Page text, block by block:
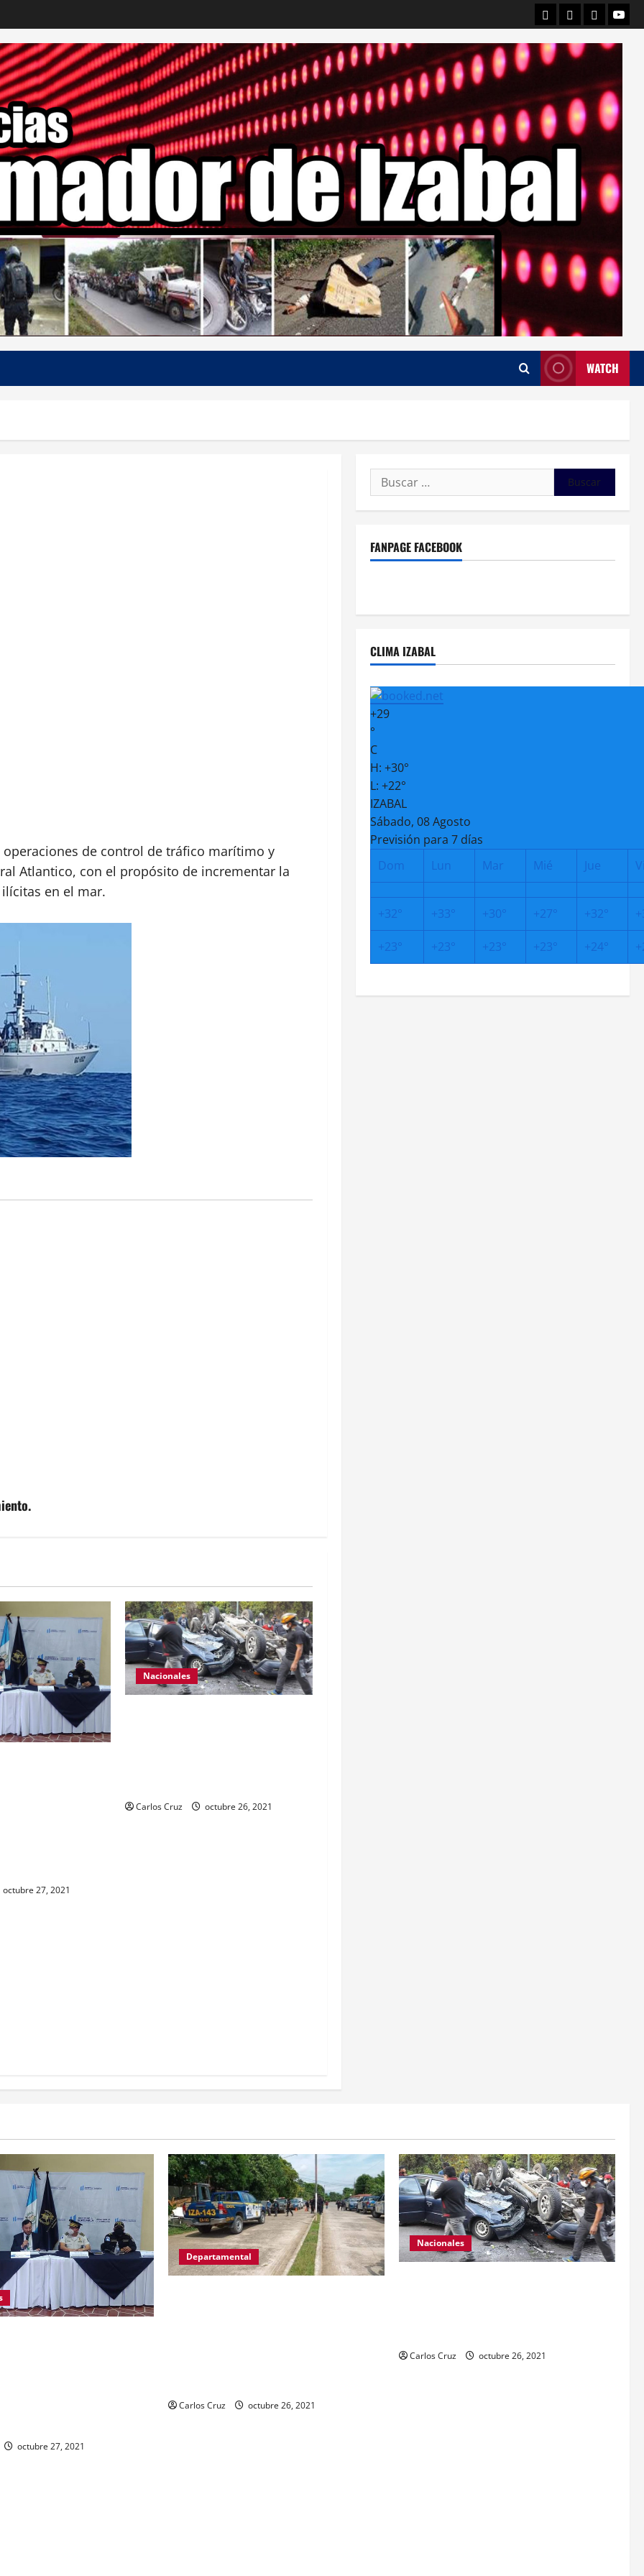
Departamental
NacionalesCanal
WATCH
de control de tráfico marítimo y
Atlantico, con el propósito de incrementar la
en el mar.
octubre 27, 2021
Nacionales
Carlos Cruz octubre 26, 2021
Buscar:
FANPAGE FACEBOOK
CLIMA IZABAL
+29
°
C
H: +30°
L: +22°
IZABAL
Sábado, 08 Agosto
Previsión para 7 días
Dom
Lun Mar Mié Jue
+32° +33° +30° +27° +32° +
+23° +23° +23° +23° +24° +
octubre 27, 2021
Departamental
Carlos Cruz octubre 26, 2021
Nacionales
Carlos Cruz octubre 26, 2021